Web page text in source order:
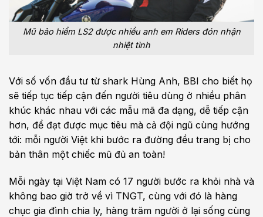
Mũ bảo hiểm LS2 được nhiều anh em Riders đón nhận
nhiệt tình
Với số vốn đầu tư từ shark Hùng Anh, BBI cho biết họ
sẽ tiếp tục tiếp cận đến người tiêu dùng ở nhiều phân
khúc khác nhau với các mẫu mã đa dạng, dễ tiếp cận
hơn, để đạt được mục tiêu mà cả đội ngũ cùng hướng
tới: mỗi người Việt khi bước ra đường đều trang bị cho
bản thân một chiếc mũ đủ an toàn!
Mỗi ngày tại Việt Nam có 17 người bước ra khỏi nhà và
không bao giờ trở về vì TNGT, cùng với đó là hàng
chục gia đình chia ly, hàng trăm người ở lại sống cùng